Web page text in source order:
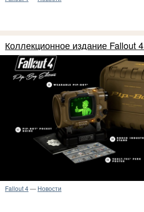
Коллекционное издание Fallout
Fallout 4— Новости